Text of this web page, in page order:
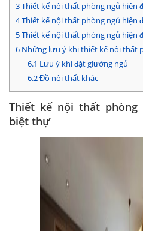
3Thiết kế nội thất phòng ngủ hiện
4Thiết kế nội thất phòng ngủ hiện
5Thiết kế nội thất phòng ngủ hiện
6 Những lưu ý khi thiết kế nội thất
6.1 Lưu ý khi đặt giường ngủ
6.2Đồ nội thất khác
Thiết kế nội thất phòng
biệt thự